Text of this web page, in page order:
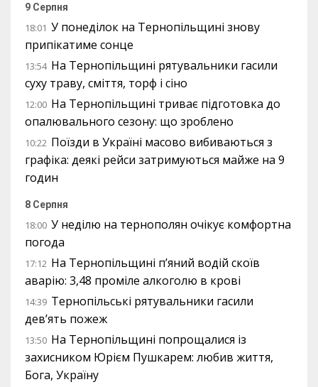
9 Серпня
18:01 У понеділок на Тернопільщині знову
припікатиме сонце
13:54 На Тернопільщині рятувальники гасили
суху траву, сміття, торф і сіно
12:00 На Тернопільщині триває підготовка до
опалювального сезону: що зроблено
10:22 Поїзди в Україні масово вибиваються з
графіка: деякі рейси затримуються майже на 9
годин
8 Серпня
18:00 У неділю на тернополян очікує комфортна
погода
17:12 На Тернопільщині п’яний водій скоїв
аварію: 3,48 проміле алкоголю в крові
14:39 Тернопільські рятувальники гасили
дев’ять пожеж
13:50 На Тернопільщині попрощалися із
захисником Юрієм Пушкарем: любив життя,
Бога, Україну